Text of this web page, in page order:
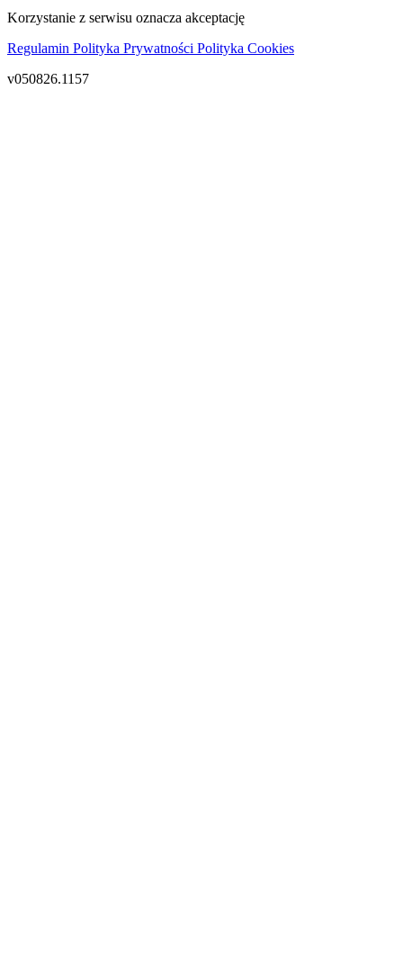
Korzystanie z serwisu oznacza akceptację
Regulamin Polityka Prywatności Polityka Cookies
v050826.1157